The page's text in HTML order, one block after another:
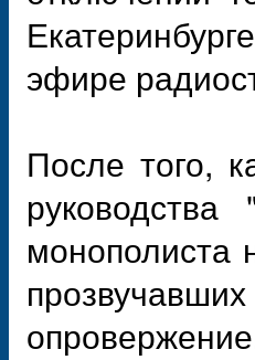
эфире
После того,
руководства
монополиста